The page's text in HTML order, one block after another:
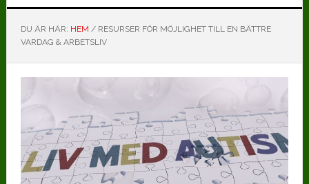
DU ÄR HÄR: HEM /RESURSER FÖR MÖJLIGHET TILL EN BÄTTRE
VARDAG & ARBETSLIV